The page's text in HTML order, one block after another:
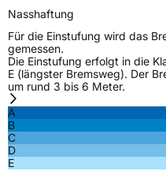
Nasshaftung C
Rollgeräusch (Klasse)
Nasshaftung
Für die Einstufung wird das
gemessen.
Die Einstufung erfolgt in die
E (längster Bremsweg). Der
um rund 3 bis 6 Meter.
A
B
C
D
E